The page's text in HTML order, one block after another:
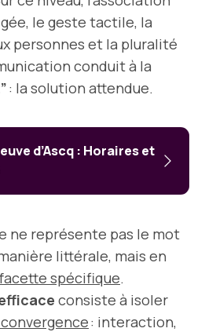
le geste tactile, la
personnes et la pluralité
conduit à la
: la solution attendue.
d’Ascq : Horaires et
ne représente pas le mot
littérale, mais en
facette spécifique.
consiste à isoler
: interaction,